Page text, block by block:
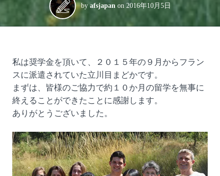
byafsjapan on 2016年10月5日
私は奨学金を頂いて、２０１５年の９月からフラン
スに派遣されていた立川目まどかです。
まずは、皆様のご協力で約１０か月の留学を無事に
終えることができたことに感謝します。
ありがとうございました。